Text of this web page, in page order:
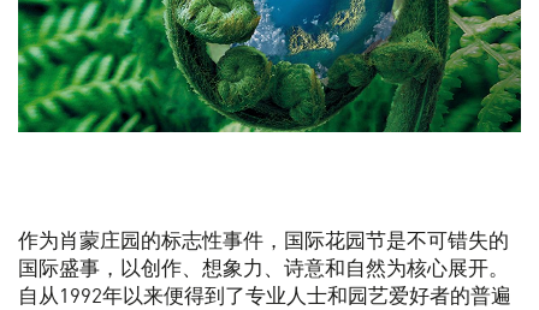
作为肖蒙庄园的标志性事件，国际花园节是不可错失的
国际盛事，以创作、想象力、诗意和自然为核心展开。
自从1992年以来便得到了专业人士和园艺爱好者的普遍